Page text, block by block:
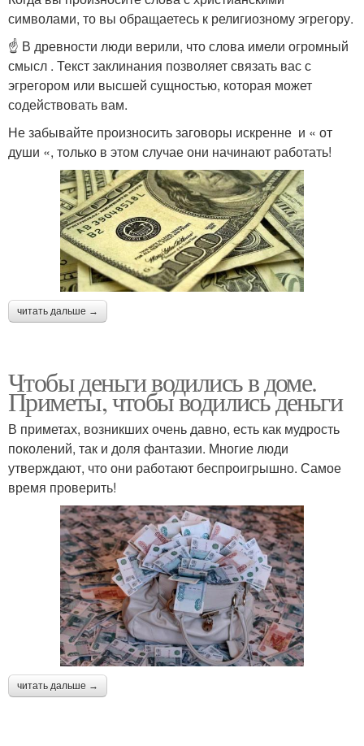
символами, то вы обращаетесь к религиозному эгрегору.
☝️ В древности люди верили, что слова имели огромный
смысл . Текст заклинания позволяет связать вас с
эгрегором или высшей сущностью, которая может
содействовать вам.
Не забывайте произносить заговоры искренне и « от
души «, только в этом случае они начинают работать!
читать дальше →
Чтобы деньги водились в доме.
Приметы, чтобы водились деньги
В приметах, возникших очень давно, есть как мудрость
поколений, так и доля фантазии. Многие люди
утверждают, что они работают беспроигрышно. Самое
время проверить!
читать дальше →